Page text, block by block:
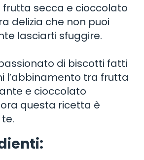
frutta secca e cioccolato
delizia che non puoi
lasciarti sfuggire.
di biscotti fatti
l’abbinamento tra frutta
e cioccolato
questa ricetta è